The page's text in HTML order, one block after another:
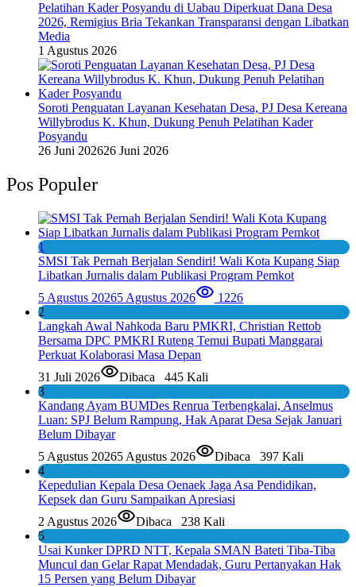
Pelatihan Kader Posyandu di Uabau Diperkuat Dana Desa
2026, Remigius Bria Tekankan Transparansi dengan Libatkan
Media
1 Agustus 2026
Soroti Penguatan Layanan Kesehatan Desa, PJ Desa Kereana
Willybrodus K. Khun, Dukung Penuh Pelatihan Kader
Posyandu
26 Juni 202626 Juni 2026
Pos Populer
1
SMSI Tak Pernah Berjalan Sendiri! Wali Kota Kupang Siap
Libatkan Jurnalis dalam Publikasi Program Pemkot
5 Agustus 20265 Agustus 2026
1226
2
Langkah Awal Nahkoda Baru PMKRI, Christian Rettob
Bersama DPC PMKRI Ruteng Temui Bupati Manggarai
Perkuat Kolaborasi Masa Depan
31 Juli 2026
Dibaca 445 Kali
3
Kandang Ayam BUMDes Renrua Terbengkalai, Anselmus
Luan: SPJ Belum Rampung, Hak Aparat Desa Sejak Januari
Belum Dibayar
5 Agustus 20265 Agustus 2026 Dibaca 397 Kali
4
Kepedulian Kepala Desa Oenaek Jaga Asa Pendidikan,
Kepsek dan Guru Sampaikan Apresiasi
2 Agustus 2026
Dibaca 238 Kali
5
Usai Kunker DPRD NTT, Kepala SMAN Bateti Tiba-Tiba
Muncul dan Gelar Rapat Mendadak, Guru Pertanyakan Hak
15 Persen yang Belum Dibayar